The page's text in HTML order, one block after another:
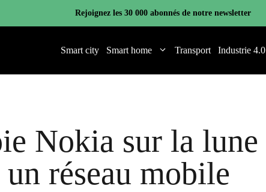
Rejoignez les 30 000 abonnés de notre newsletter
Smart city Smart home Transport Industrie 4.0
Nokia sur la lune
réseau mobile